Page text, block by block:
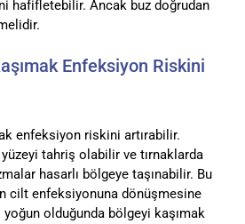
hafifletebilir. Ancak buz doğrudan
Enfeksiyon Riskini
enfeksiyon riskini artırabilir.
yüzeyi tahriş olabilir ve tırnaklarda
hasarlı bölgeye taşınabilir. Bu
cilt enfeksiyonuna dönüşmesine
yoğun olduğunda bölgeyi kaşımak